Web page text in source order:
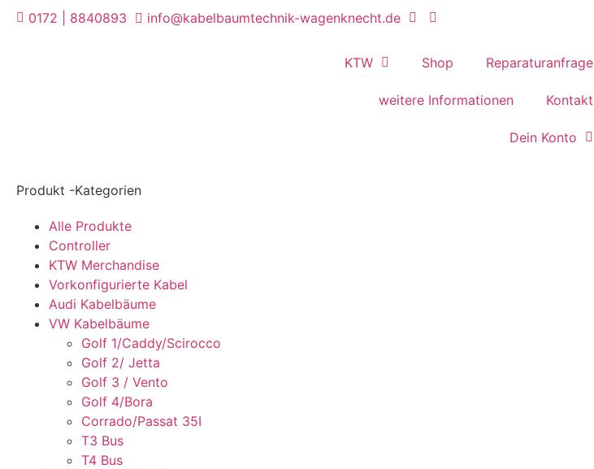
0172 | 8840893 info@kabelbaumtechnik-wagenknecht.de
KTW Shop Reparaturanfrage
weitere Informationen Kontakt
Dein Konto
Produkt -Kategorien
Alle Produkte
Controller
KTW Merchandise
Vorkonfigurierte Kabel
Audi Kabelbäume
VW Kabelbäume
Golf 1/Caddy/Scirocco
Golf 2/ Jetta
Golf 3 / Vento
Golf 4/Bora
Corrado/Passat 35I
T3 Bus
T4 Bus